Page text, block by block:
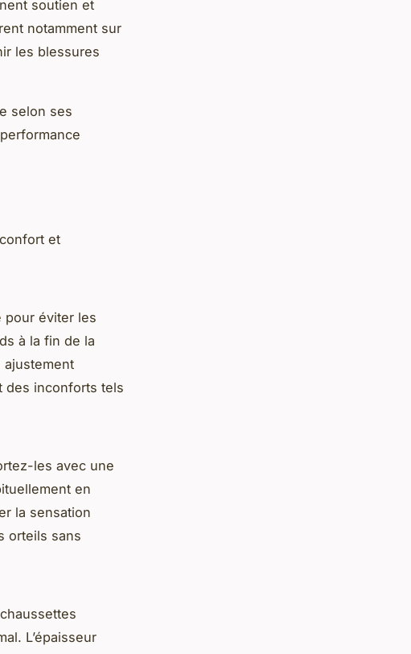
soutien et
notamment sur
les blessures
selon ses
et
pour éviter les
à la fin de la
des inconforts tels
les avec une
en
la sensation
orteils sans
L’épaisseur